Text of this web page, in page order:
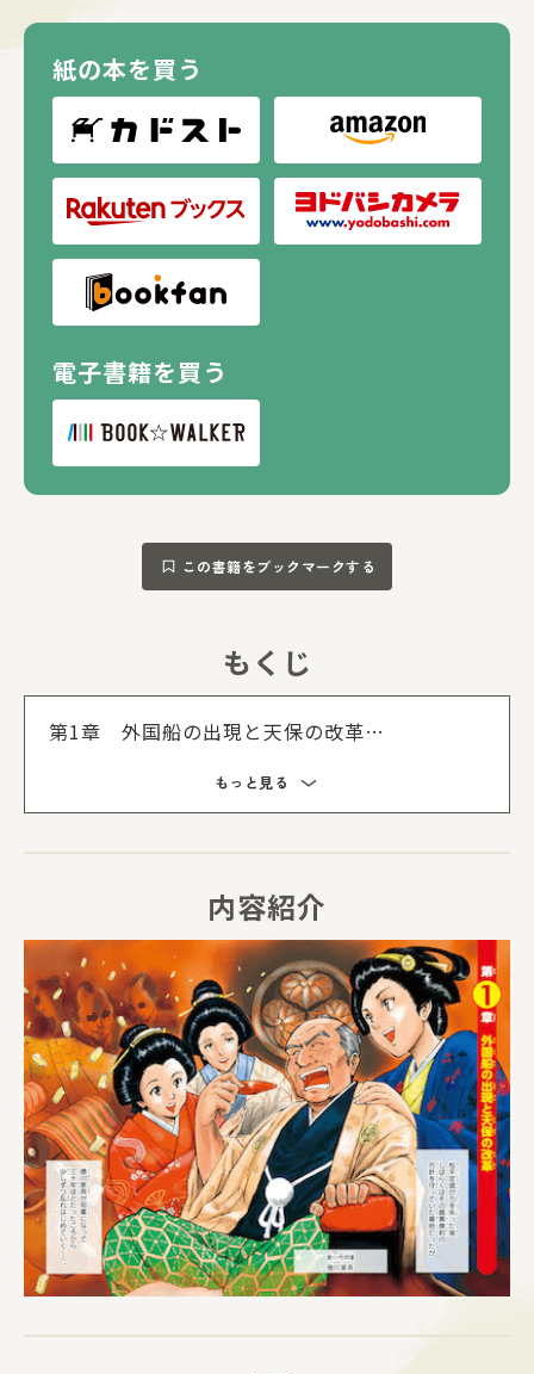
紙の本を買う
電子書籍を買う
この書籍をブックマークする
もくじ
第1章 外国船の出現と天保の改革
もっと見る
内容紹介